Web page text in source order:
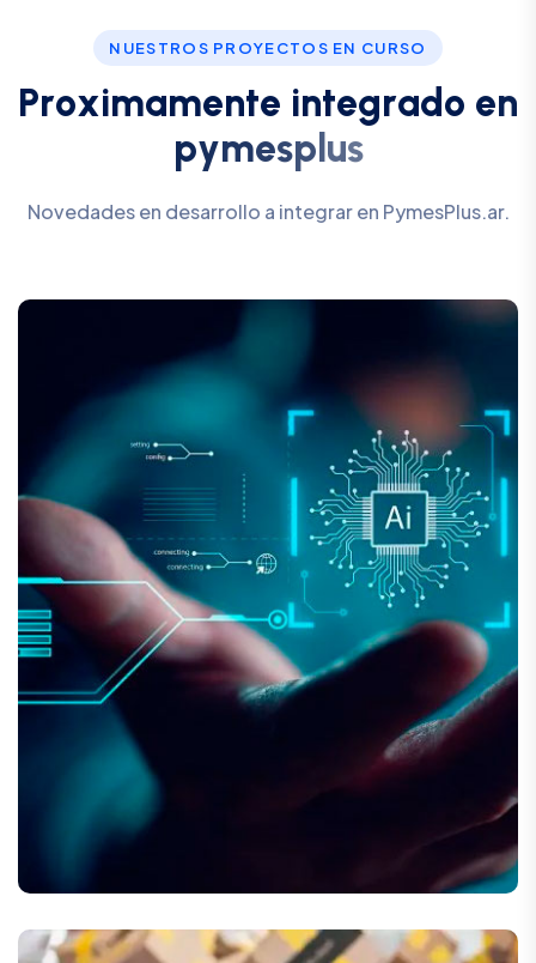
NUESTROS PROYECTOS EN CURSO
Proximamente integrado en
pymesp us
Novedades en desarrollo a integrar en PymesPlus.ar.